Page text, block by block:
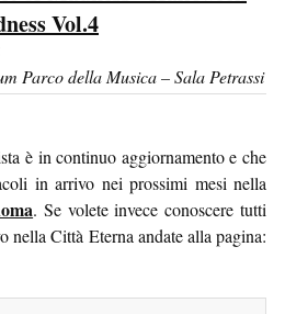
Vol.4
Parco della Musica – Sala Petrassi
è in continuo aggiornamento e che
in arrivo nei prossimi mesi nella
. Se volete invece conoscere tutti
nella Città Eterna andate alla pagina: